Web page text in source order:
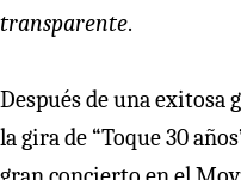
transparente.
Después de una exitosa
la gira de “Toque 30